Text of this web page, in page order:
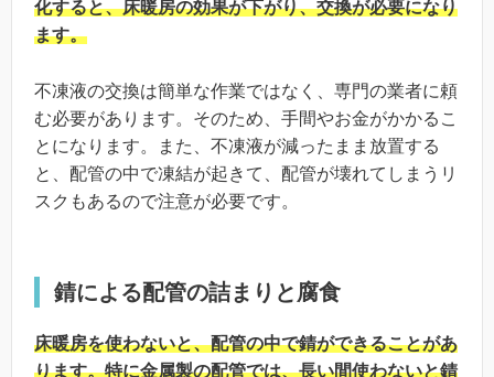
化すると、床暖房の効果が下がり、交換が必要になり
ます。
不凍液の交換は簡単な作業ではなく、専門の業者に頼
む必要があります。そのため、手間やお金がかかるこ
とになります。また、不凍液が減ったまま放置する
と、配管の中で凍結が起きて、配管が壊れてしまうリ
スクもあるので注意が必要です。
錆による配管の詰まりと腐食
床暖房を使わないと、配管の中で錆ができることがあ
ります。特に金属製の配管では、長い間使わないと錆